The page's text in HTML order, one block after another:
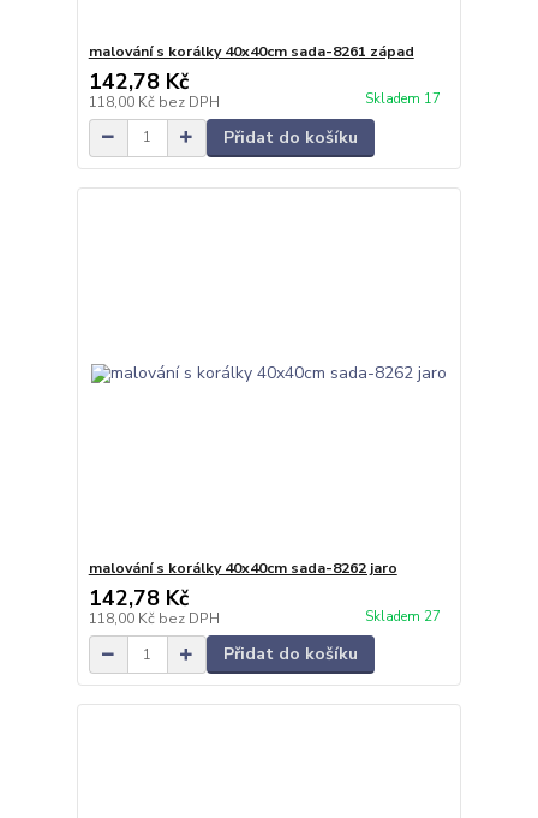
malování s korálky 40x40cm sada-8261 západ
142,78 Kč
118,00 Kč bez DPH Skladem 17
Přidat do košíku
malování s korálky 40x40cm sada-8262 jaro
142,78 Kč
118,00 Kč bez DPH Skladem 27
Přidat do košíku